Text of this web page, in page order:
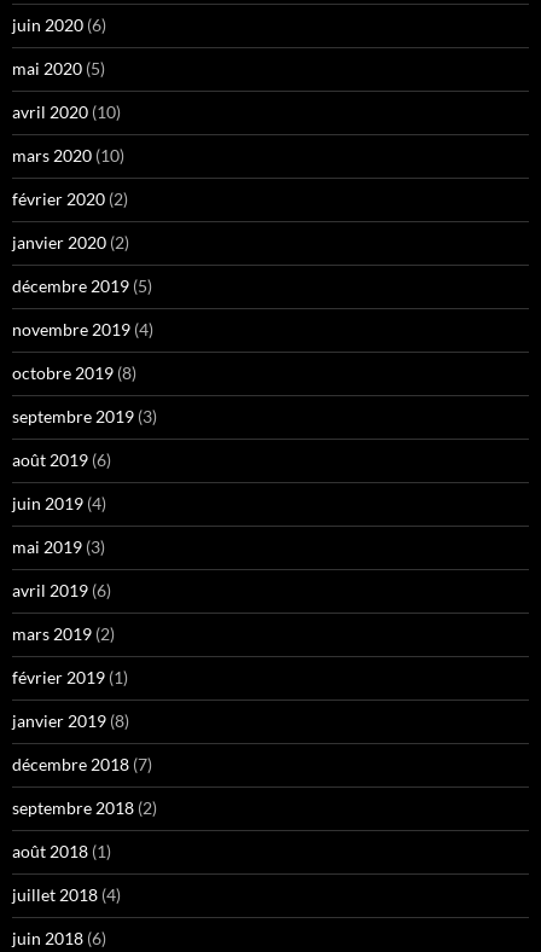
juin 2020 (6)
mai 2020 (5)
avril 2020 (10)
mars 2020 (10)
février 2020 (2)
janvier 2020 (2)
décembre 2019 (5)
novembre 2019 (4)
octobre 2019 (8)
septembre 2019 (3)
août 2019 (6)
juin 2019 (4)
mai 2019 (3)
avril 2019 (6)
mars 2019 (2)
février 2019 (1)
janvier 2019 (8)
décembre 2018 (7)
septembre 2018 (2)
août 2018 (1)
juillet 2018 (4)
juin 2018 (6)